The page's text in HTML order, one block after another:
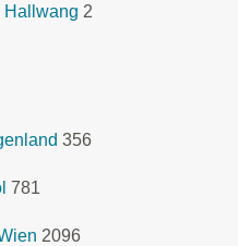
Hallwang 2
356
781
2096